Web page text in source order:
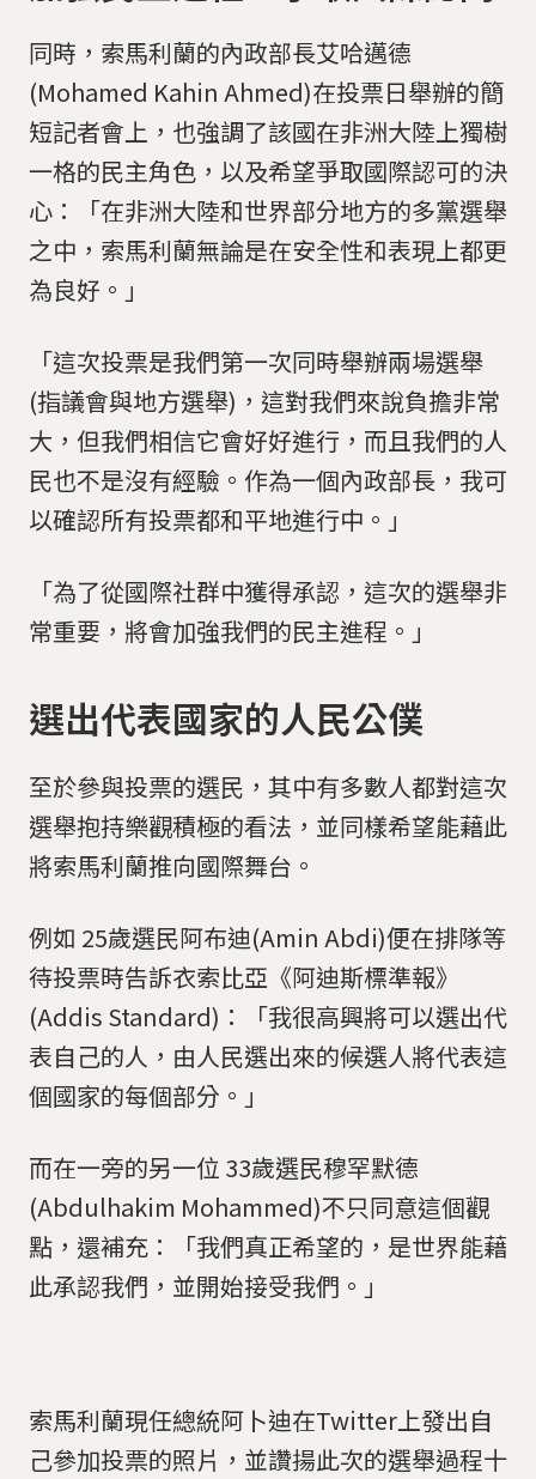
同時，索馬利蘭的內政部長艾哈邁德
(Mohamed Kahin Ahmed)在投票日舉辦的簡
短記者會上，也強調了該國在非洲大陸上獨樹
一格的民主角色，以及希望爭取國際認可的決
心：「在非洲大陸和世界部分地方的多黨選舉
之中，索馬利蘭無論是在安全性和表現上都更
為良好。」
「這次投票是我們第一次同時舉辦兩場選舉
(指議會與地方選舉)，這對我們來說負擔非常
大，但我們相信它會好好進行，而且我們的人
民也不是沒有經驗。作為一個內政部長，我可
以確認所有投票都和平地進行中。」
「為了從國際社群中獲得承認，這次的選舉非
常重要，將會加強我們的民主進程。」
選出代表國家的人民公僕
至於參與投票的選民，其中有多數人都對這次
選舉抱持樂觀積極的看法，並同樣希望能藉此
將索馬利蘭推向國際舞台。
例如 25歲選民阿布迪(Amin Abdi)便在排隊等
待投票時告訴衣索比亞《阿迪斯標準報》
(Addis Standard)：「我很高興將可以選出代
表自己的人，由人民選出來的候選人將代表這
個國家的每個部分。」
而在一旁的另一位 33歲選民穆罕默德
(Abdulhakim Mohammed)不只同意這個觀
點，還補充：「我們真正希望的，是世界能藉
此承認我們，並開始接受我們。」
索馬利蘭現任總統阿卜迪在Twitter上發出自
己參加投票的照片，並讚揚此次的選舉過程十